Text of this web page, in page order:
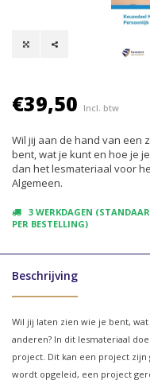
€39,50 Incl. btw
Wil jij aan de hand van een
bent, wat je kunt en hoe je
dan het lesmateriaal voor
Algemeen.
3 WERKDAGEN
PER BESTELLING)
Beschrijving
Wil jij laten zien wie je bent,
anderen? In dit lesmateriaal
project. Dit kan een project
wordt opgeleid, een project